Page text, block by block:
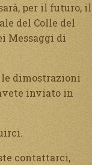
per il futuro, il
del Colle del
Messaggi di
dimostrazioni
inviato in
contattarci,